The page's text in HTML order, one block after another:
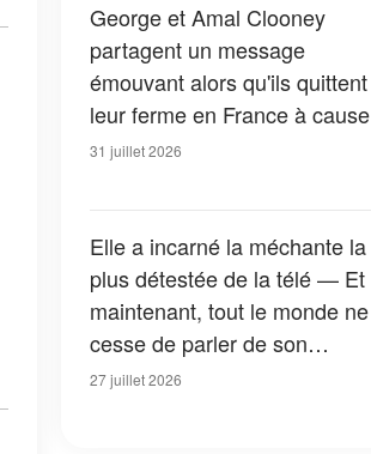
George et Amal Clooney
partagent un message
émouvant alors qu'ils quittent
leur ferme en France à cause
des feux de forêt — Tous les
31 juillet 2026
Elle a incarné la méchante la
plus détestée de la télé — Et
maintenant, tout le monde ne
cesse de parler de son
apparition dans la nouvelle
27 juillet 2026